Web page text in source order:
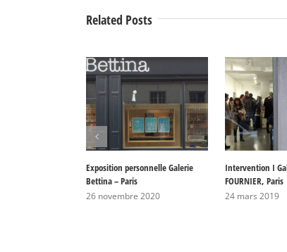
Related Posts
Exposition personnelle Galerie
Bettina – Paris
26 novembre 2020
Intervention I
FOURNIER, Paris
24 mars 2019